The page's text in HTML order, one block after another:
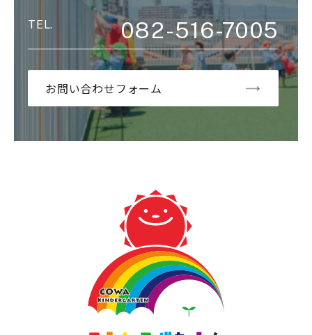
082-516-7005
お問い合わせフォーム